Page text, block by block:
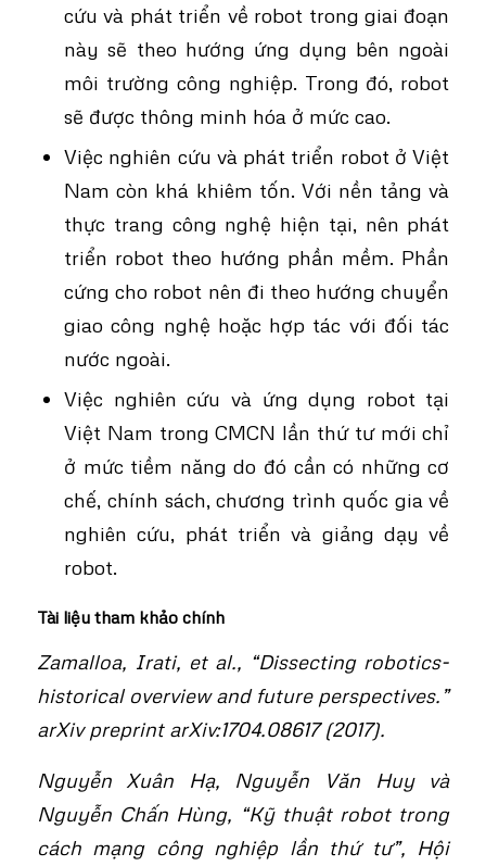
cứu và phát triển về robot trong giai đoạn
này sẽ theo hướng ứng dụng bên ngoài
môi trường công nghiệp. Trong đó, robot
sẽ được thông minh hóa ở mức cao.
Việc nghiên cứu và phát triển robot ở Việt
Nam còn khá khiêm tốn. Với nền tảng và
thực trang công nghệ hiện tại, nên phát
triển robot theo hướng phần mềm. Phần
cứng cho robot nên đi theo hướng chuyển
giao công nghệ hoặc hợp tác với đối tác
nước ngoài.
Việc nghiên cứu và ứng dụng robot tại
Việt Nam trong CMCN lần thứ tư mới chỉ
ở mức tiềm năng do đó cần có những cơ
chế, chính sách, chương trình quốc gia về
nghiên cứu, phát triển và giảng dạy về
robot.
Tài liệu tham khảo chính
Zamalloa, Irati, et al., “Dissecting robotics-
historical overview and future perspectives.”
arXiv preprint arXiv:1704.08617 (2017).
Nguyễn Xuân Hạ, Nguyễn Văn Huy và
Nguyễn Chấn Hùng, “Kỹ thuật robot trong
cách mạng công nghiệp lần thứ tư”, Hội